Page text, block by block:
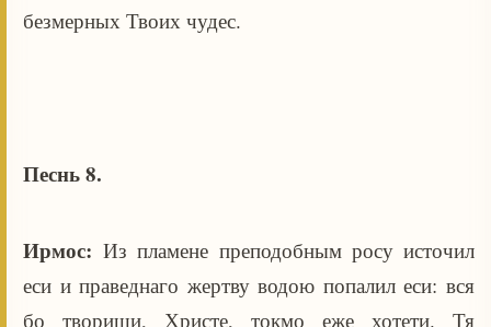
безмерных Твоих чудес.
Песнь 8.
Ирмос:Из пламене преподобным росу источил
еси и праведнаго жертву водою попалил еси: вся
бо твориши, Христе, токмо еже хотети. Тя